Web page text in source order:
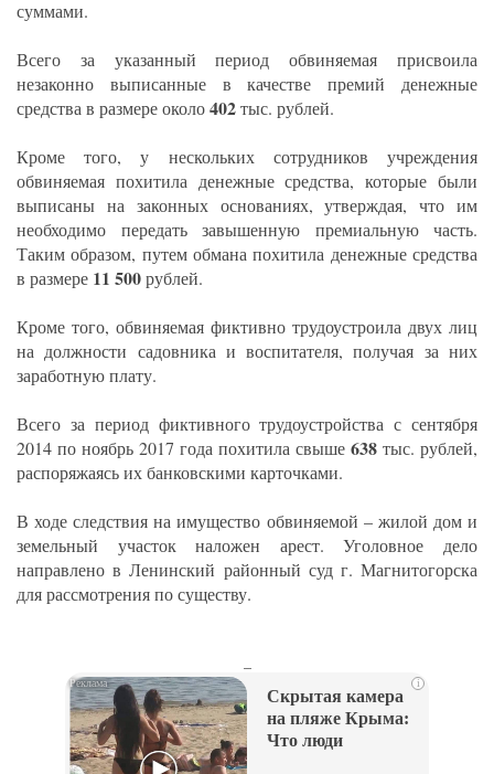
суммами.
Всего за указанный период обвиняемая присвоила
незаконно выписанные в качестве премий денежные
средства в размере около402тыс. рублей.
Кроме того, у нескольких сотрудников учреждения
обвиняемая похитила денежные средства, которые были
выписаны на законных основаниях, утверждая, что им
необходимо передать завышенную премиальную часть.
Таким образом, путем обмана похитила денежные средства
в размере 11 500рублей.
Кроме того, обвиняемая фиктивно трудоустроила двух лиц
на должности садовника и воспитателя, получая за них
заработную плату.
Всего за период фиктивного трудоустройства с сентября
2014 по ноябрь 2017 года похитила свыше 638 тыс. рублей,
распоряжаясь их банковскими карточками.
В ходе следствия на имущество обвиняемой – жилой дом и
земельный участок наложен арест. Уголовное дело
направлено в Ленинский районный суд г. Магнитогорска
для рассмотрения по существу.
i
Скрытая камера
на пляже Крыма:
Что люди